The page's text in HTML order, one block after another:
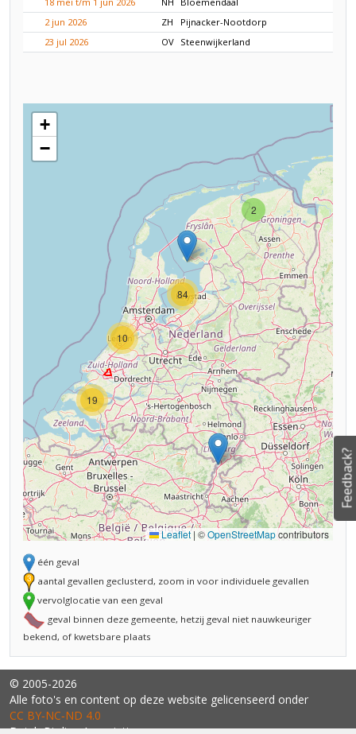
2 jun 2026
ZH
Pijnacker-Nootdorp
23 jul 2026
OV Steenwijkerland
2
84
10
19
+
−
Leaflet | ©OpenStreetMapcontributors
één geval
aantal gevallen geclusterd, zoom in voor individuele gevallen
vervolglocatie van een geval
geval binnen deze gemeente, hetzij geval niet nauwkeuriger
bekend, of kwetsbare plaats
© 2005-2026
Alle foto's en content op deze website gelicenseerd onder
CC BY‑NC‑ND 4.0
Feedback?